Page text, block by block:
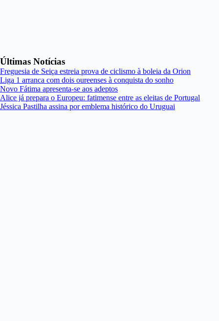
Últimas Notícias
Freguesia de Seiça estreia prova de ciclismo à boleia da Orion
Liga 1 arranca com dois oureenses à conquista do sonho
Novo Fátima apresenta-se aos adeptos
Alice já prepara o Europeu: fatimense entre as eleitas de Portugal
Jéssica Pastilha assina por emblema histórico do Uruguai